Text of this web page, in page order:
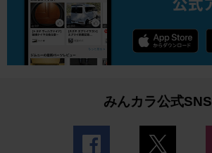
みんカラ公式SNS